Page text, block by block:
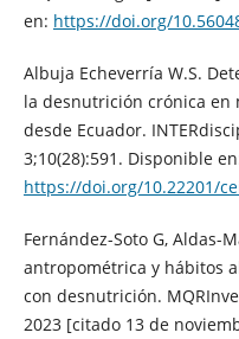
en: https://doi.org/
Albuja Echeverría W.S.
la desnutrición crónica en
desde Ecuador.
3;10(28):591. Disponible
https://doi.org/10.22201/
Fernández-Soto G, Aldas-
antropométrica y hábitos
con desnutrición.
2023 [citado 13 de